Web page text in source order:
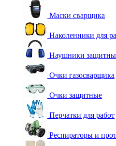
Маски сварщика
Наколенники для
Наушники
Очки газосварщика
Очки защитные
Перчатки для работ
Респираторы и